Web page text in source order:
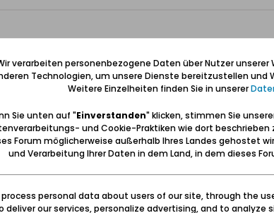
in Polen
verarbeiten personenbezogene Daten über Nutzer
Technologien, um unsere Dienste bereitzustellen und
Weitere Einzelheiten finden Sie in unserer
Sie unten auf "Einverstanden" klicken, stimmen Sie
und Cookie-Praktiken wie dort beschrieben
Forum möglicherweise außerhalb Ihres Landes gehostet
und Verarbeitung Ihrer Daten in dem Land, in dem dieses
process personal data about users of our site, through the
deliver our services, personalize advertising, and to analyze